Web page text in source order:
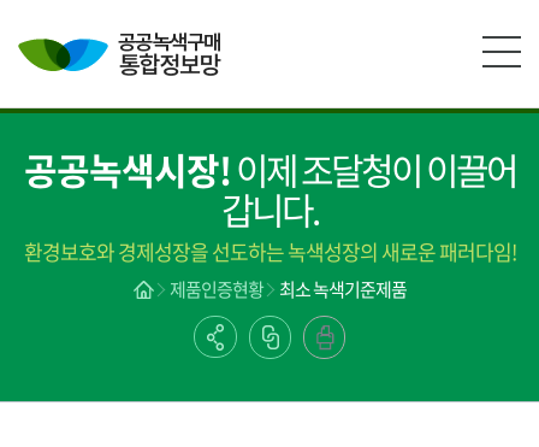
공공녹색시장!이제 조달청이 이끌어
갑니다.
환경보호와 경제성장을 선도하는 녹색성장의 새로운 패러다임!
제품인증현황 최소 녹색기준제품